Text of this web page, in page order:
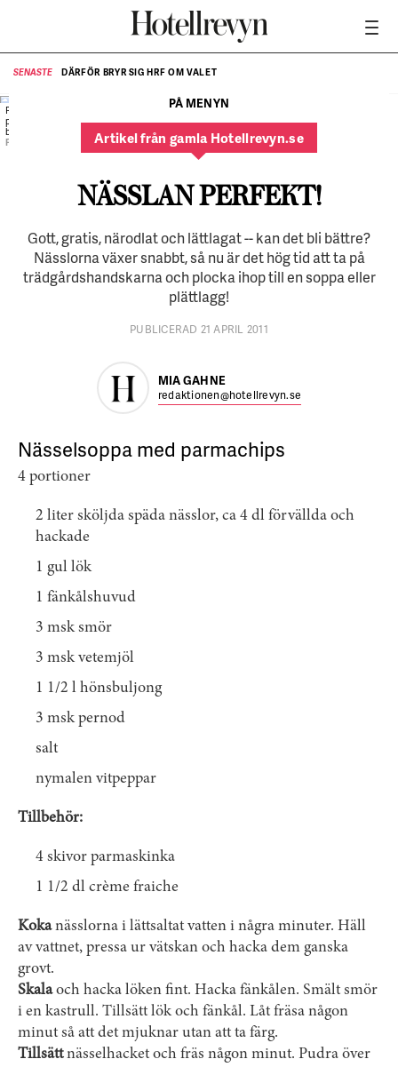
SENASTE DÄRFÖR BRYR SIG HRF OM VALET
Plättar med lax och soppa med
parmachips - nässlan passar bra i
båda.
FOTO:
Stefan Wettainen
PÅ MENYN
Artikel från gamla Hotellrevyn.se
NÄSSLAN PERFEKT!
Gott, gratis, närodlat och lättlagat -- kan det bli bättre?
Nässlorna växer snabbt, så nu är det hög tid att ta på
trädgårdshandskarna och plocka ihop till en soppa eller
plättlagg!
PUBLICERAD 21 APRIL 2011
MIA GAHNE
redaktionen@hotellrevyn.se
Nässelsoppa med parmachips
4 portioner
2 liter sköljda späda nässlor, ca 4 dl förvällda och
hackade
1 gul lök
1 fänkålshuvud
3 msk smör
3 msk vetemjöl
1 1/2 l hönsbuljong
3 msk pernod
salt
nymalen vitpeppar
Tillbehör:
4 skivor parmaskinka
1 1/2 dl crème fraiche
Kokanässlorna i lättsaltat vatten i några minuter. Häll
av vattnet, pressa ur vätskan och hacka dem ganska
grovt.
Skalaoch hacka löken fint. Hacka fänkålen. Smält smör
i en kastrull. Tillsätt lök och fänkål. Låt fräsa någon
minut så att det mjuknar utan att ta färg.
Tillsättnässelhacket och fräs någon minut. Pudra över